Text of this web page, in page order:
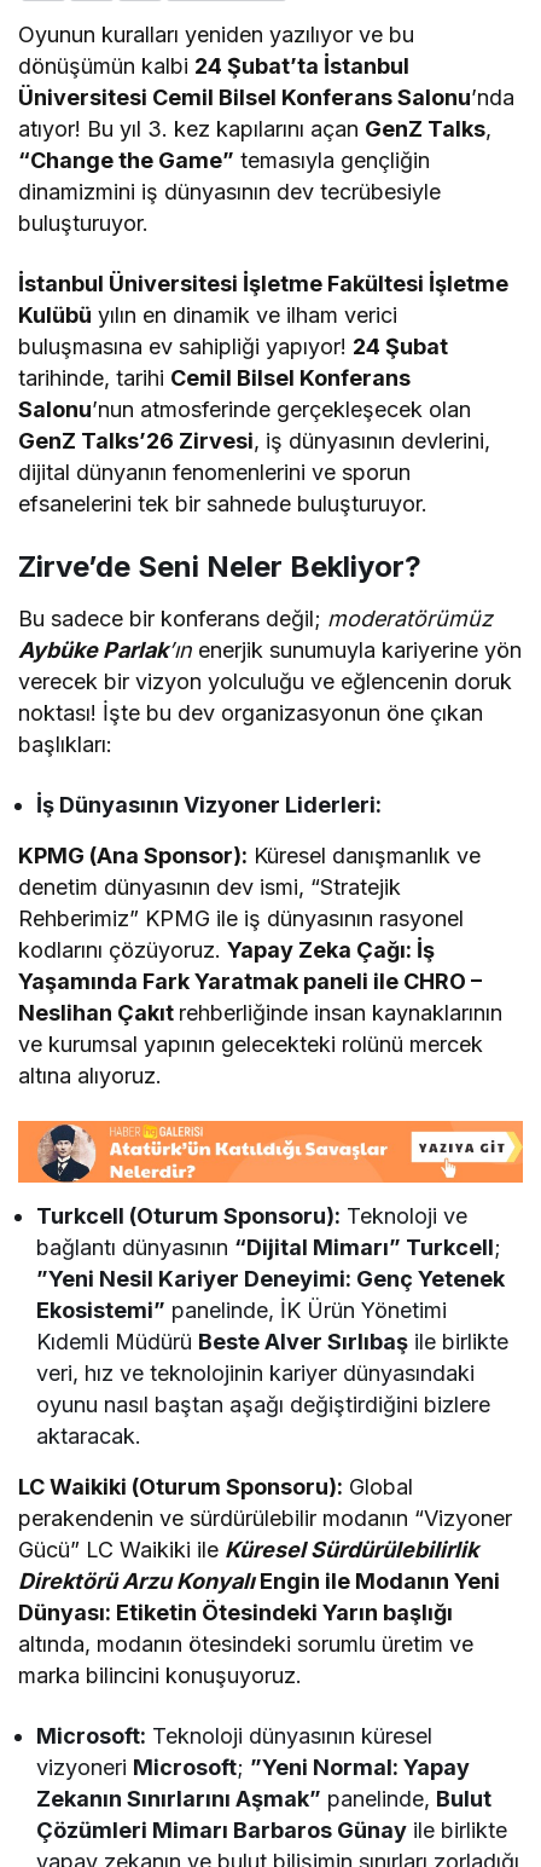
Oyunun kuralları yeniden yazılıyor ve bu
dönüşümün kalbi 24 Şubat’ta İstanbul
Üniversitesi Cemil Bilsel Konferans Salonu’nda
atıyor! Bu yıl 3. kez kapılarını açan GenZ Talks,
“Change the Game” temasıyla gençliğin
dinamizmini iş dünyasının dev tecrübesiyle
buluşturuyor.
İstanbul Üniversitesi İşletme Fakültesi İşletme
Kulübü yılın en dinamik ve ilham verici
buluşmasına ev sahipliği yapıyor! 24 Şubat
tarihinde, tarihi Cemil Bilsel Konferans
Salonu’nun atmosferinde gerçekleşecek olan
GenZ Talks’26 Zirvesi, iş dünyasının devlerini,
dijital dünyanın fenomenlerini ve sporun
efsanelerini tek bir sahnede buluşturuyor.
Zirve’de Seni Neler Bekliyor?
Bu sadece bir konferans değil; moderatörümüz
Aybüke Parlak’ın enerjik sunumuyla kariyerine yön
verecek bir vizyon yolculuğu ve eğlencenin doruk
noktası! İşte bu dev organizasyonun öne çıkan
başlıkları:
İş Dünyasının Vizyoner Liderleri:
KPMG (Ana Sponsor): Küresel danışmanlık ve
denetim dünyasının dev ismi, “Stratejik
Rehberimiz” KPMG ile iş dünyasının rasyonel
kodlarını çözüyoruz.Yapay Zeka Çağı: İş
Yaşamında Fark Yaratmak paneli ile CHRO –
Neslihan Çakıt rehberliğinde insan kaynaklarının
ve kurumsal yapının gelecekteki rolünü mercek
altına alıyoruz.
Turkcell (Oturum Sponsoru): Teknoloji ve
bağlantı dünyasının “Dijital Mimarı” Turkcell;
”Yeni Nesil Kariyer Deneyimi: Genç Yetenek
Ekosistemi” panelinde, İK Ürün Yönetimi
Kıdemli Müdürü Beste Alver Sırlıbaş ile birlikte
veri, hız ve teknolojinin kariyer dünyasındaki
oyunu nasıl baştan aşağı değiştirdiğini bizlere
aktaracak.
LC Waikiki (Oturum Sponsoru): Global
perakendenin ve sürdürülebilir modanın “Vizyoner
Gücü” LC Waikiki ile Küresel Sürdürülebilirlik
Direktörü Arzu KonyalıEngin ile Modanın Yeni
Dünyası: Etiketin Ötesindeki Yarın başlığı
altında, modanın ötesindeki sorumlu üretim ve
marka bilincini konuşuyoruz.
Microsoft: Teknoloji dünyasının küresel
vizyoneri Microsoft; ”Yeni Normal: Yapay
Zekanın Sınırlarını Aşmak” panelinde, Bulut
Çözümleri Mimarı Barbaros Günay ile birlikte
yapay zekanın ve bulut bilişimin sınırları zorladığı